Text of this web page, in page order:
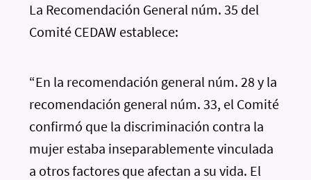
La Recomendación General núm. 35 del
Comité CEDAW establece:
“En la recomendación general núm. 28 y la
recomendación general núm. 33, el Comité
confirmó que la discriminación contra la
mujer estaba inseparablemente vinculada
a otros factores que afectan a su vida. El